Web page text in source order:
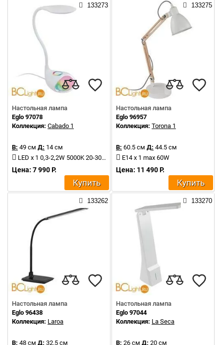
133273
Настольная лампа
Eglo 97078
Коллекция: Cabado 1
В: 49 см Д: 14 см
LED x 1 0,3-2,2W 5000K 20-300Lm
Цена: 7 990 Р.
Купить
133275
Настольная лампа
Eglo 96957
Коллекция: Torona 1
В: 60.5 см Д: 44.5 см
E14 x 1 max 60W
Цена: 11 490 Р.
Купить
133262
Настольная лампа
Eglo 96438
Коллекция: Laroa
В: 48 см Д: 32.5 см
133270
Настольная лампа
Eglo 97044
Коллекция: La Seca
В: 26 см Д: 20 см